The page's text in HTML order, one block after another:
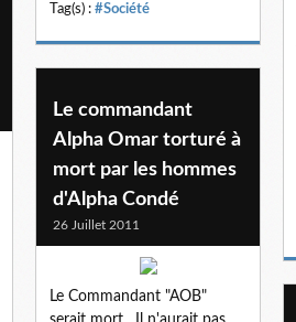
Tag(s) : #Société
Le commandant
Alpha Omar torturé à
mort par les hommes
d'Alpha Condé
26 Juillet 2011
Le Commandant "AOB"